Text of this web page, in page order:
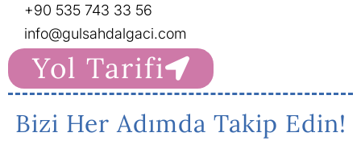
+90 535 743 33 56
info@gulsahdalgaci.com
Yol Tarifi
Bizi Her Adımda Takip Edin!